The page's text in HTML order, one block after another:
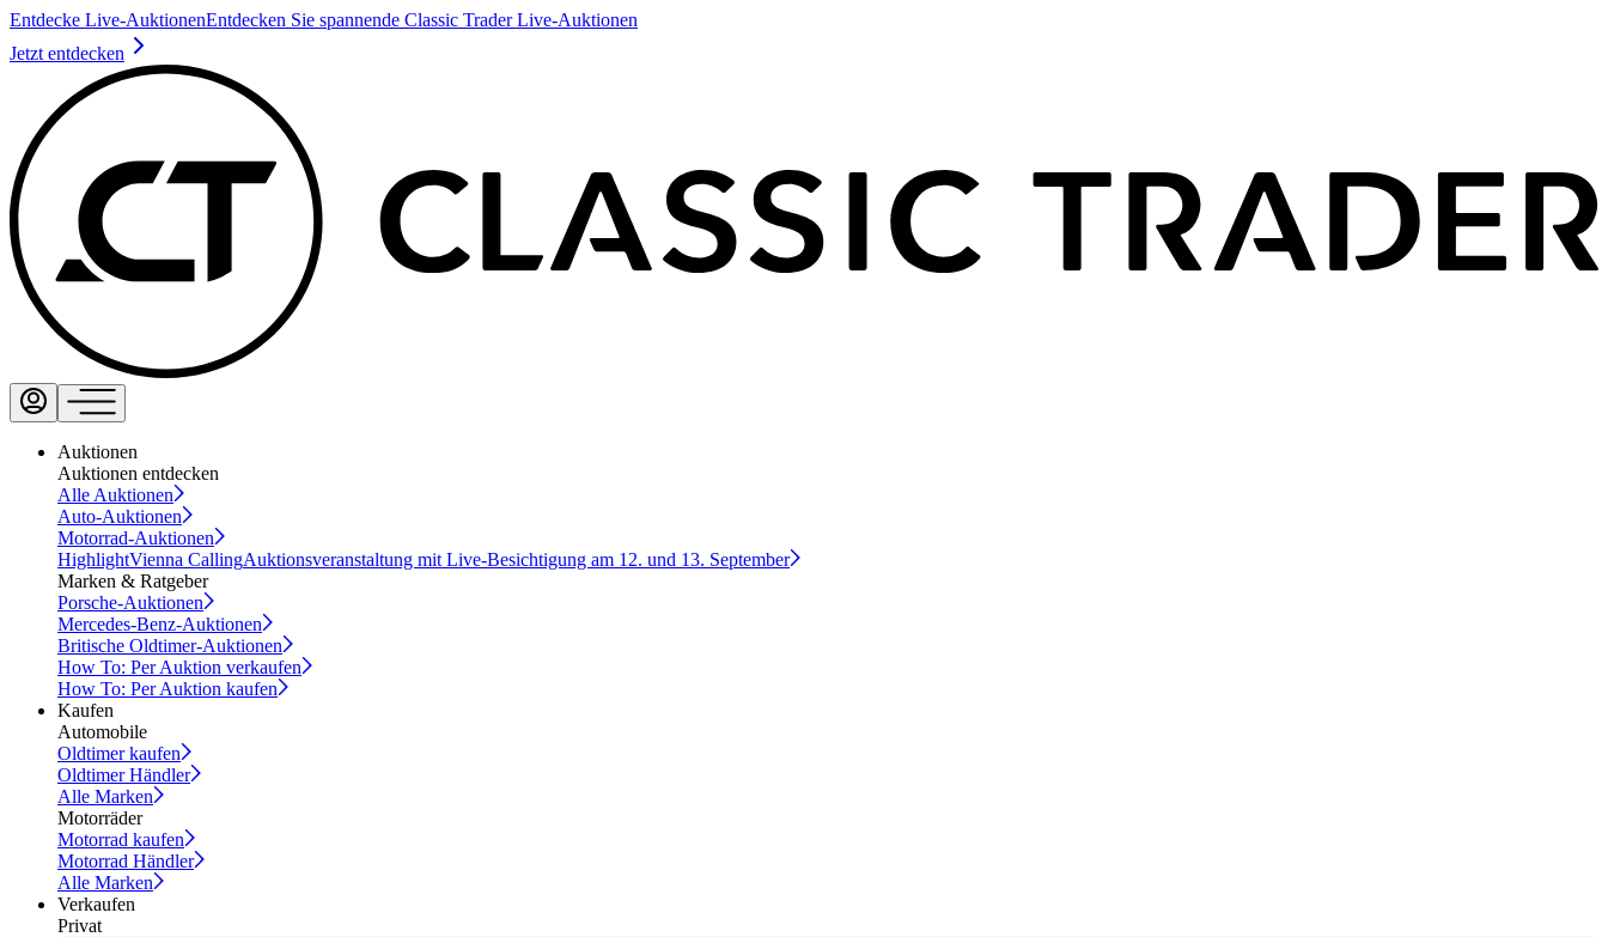
Entdecke Live-AuktionenEntdecken Sie spannende Classic Trader Live-Auktionen
Jetzt entdecken
Auktionen
Auktionen entdecken
Alle Auktionen
Auto-Auktionen
Motorrad-Auktionen
HighlightVienna CallingAuktionsveranstaltung mit Live-Besichtigung am 12. und 13. September
Marken & Ratgeber
Porsche-Auktionen
Mercedes-Benz-Auktionen
Britische Oldtimer-Auktionen
How To: Per Auktion verkaufen
How To: Per Auktion kaufen
Kaufen
Automobile
Oldtimer kaufen
Oldtimer Händler
Alle Marken
Motorräder
Motorrad kaufen
Motorrad Händler
Alle Marken
Verkaufen
Privat